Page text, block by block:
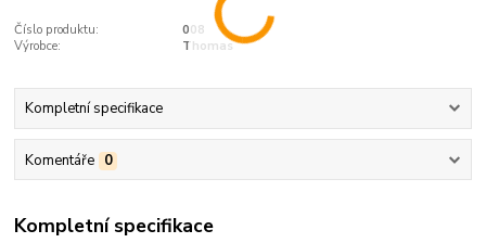
Číslo produktu:
008
Výrobce:
Thomas
Kompletní specifikace
Komentáře 0
Kompletní specifikace